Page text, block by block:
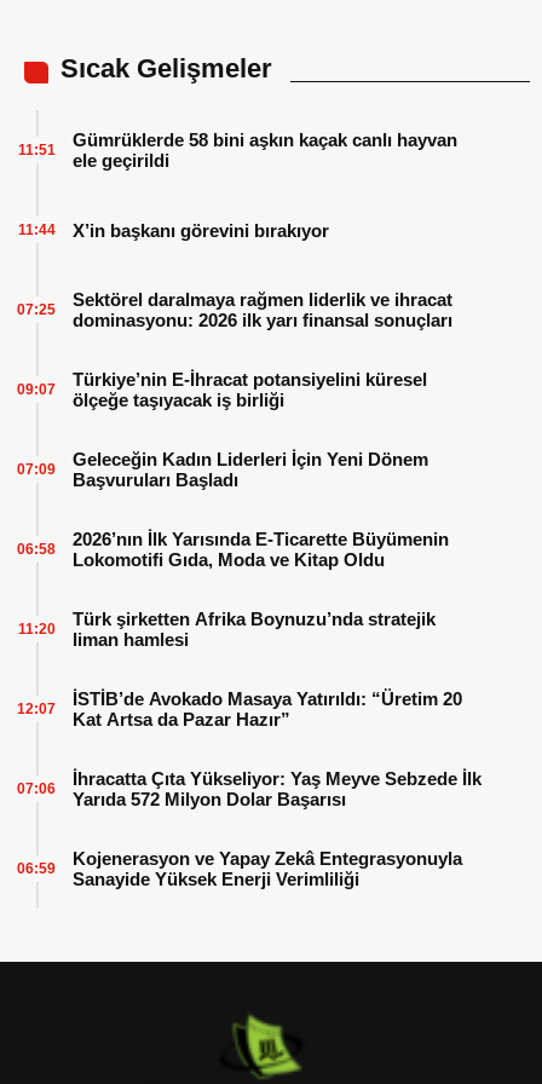
Sıcak Gelişmeler
Gümrüklerde 58 bini aşkın kaçak canlı hayvan
ele geçirildi
11:51
X’in başkanı görevini bırakıyor
11:44
Sektörel daralmaya rağmen liderlik ve ihracat
dominasyonu: 2026 ilk yarı finansal sonuçları
07:25
Türkiye’nin E-İhracat potansiyelini küresel
ölçeğe taşıyacak iş birliği
09:07
Geleceğin Kadın Liderleri İçin Yeni Dönem
Başvuruları Başladı
07:09
2026’nın İlk Yarısında E-Ticarette Büyümenin
Lokomotifi Gıda, Moda ve Kitap Oldu
06:58
Türk şirketten Afrika Boynuzu’nda stratejik
liman hamlesi
11:20
İSTİB’de Avokado Masaya Yatırıldı: “Üretim 20
Kat Artsa da Pazar Hazır”
12:07
İhracatta Çıta Yükseliyor: Yaş Meyve Sebzede İlk
Yarıda 572 Milyon Dolar Başarısı
07:06
Kojenerasyon ve Yapay Zekâ Entegrasyonuyla
Sanayide Yüksek Enerji Verimliliği
06:59